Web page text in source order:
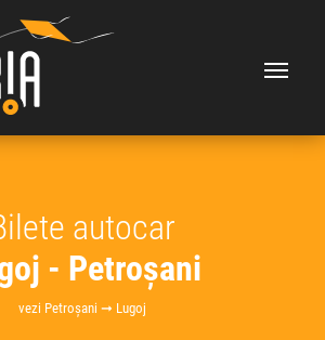
autocar
- Petroșani
vezi Petroșani ➞ Lugoj